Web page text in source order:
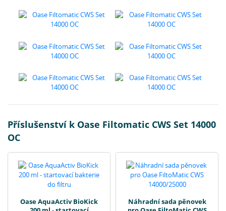
Příslušenství k Oase Filtomatic CWS Set 14000
OC
Oase AquaActiv BioKick
Náhradní sada pěnovek